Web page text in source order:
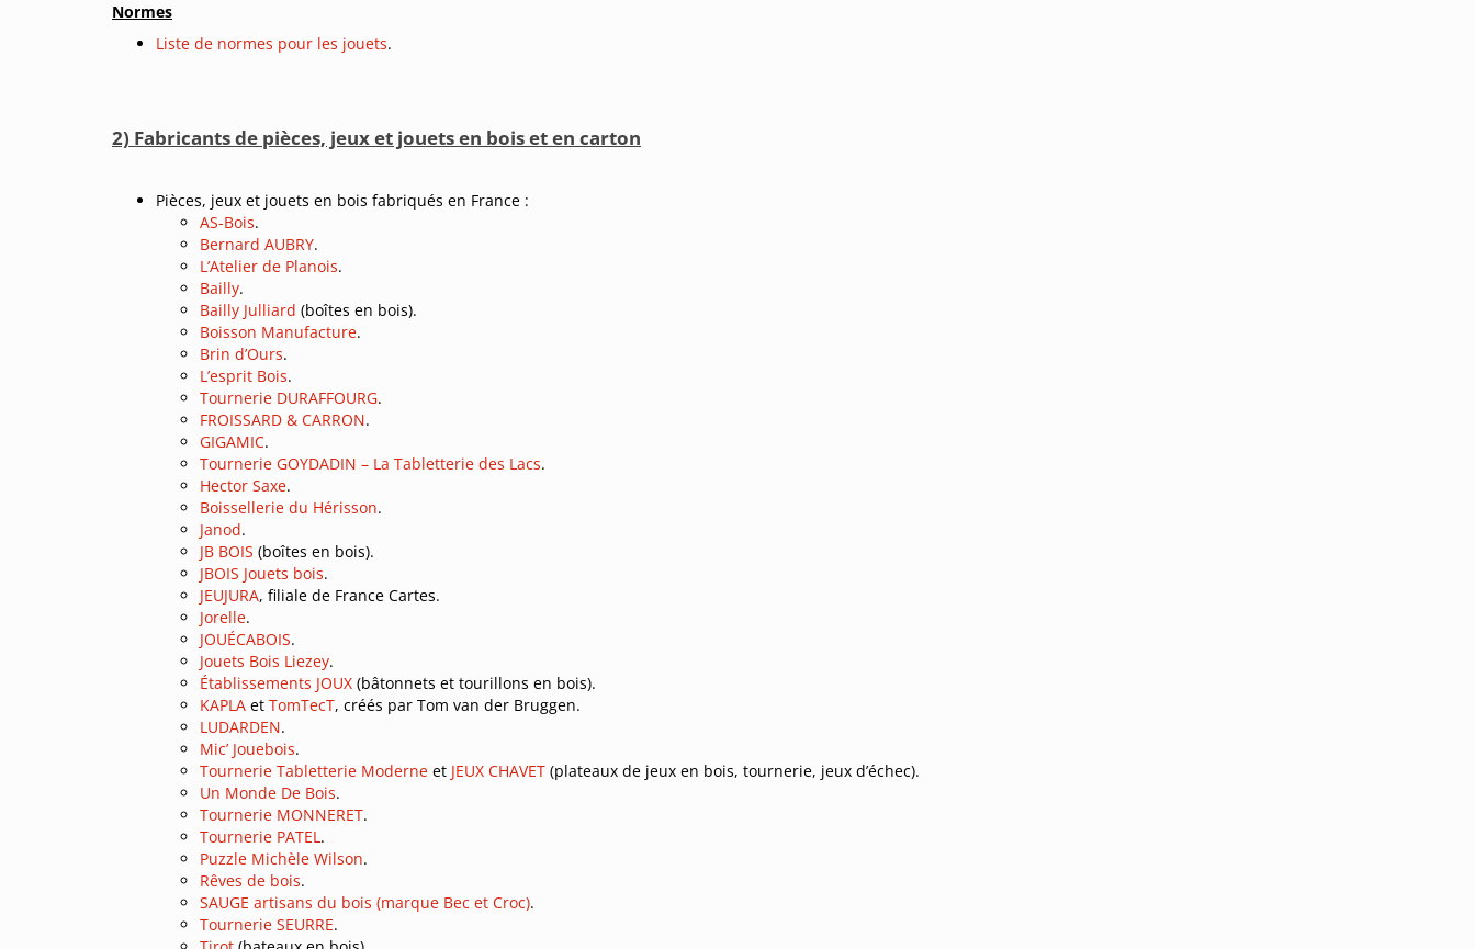
Normes
Liste de normes pour les jouets.
2) Fabricants de pièces, jeux et jouets en bois et en carton
Pièces, jeux et jouets en bois fabriqués en France :
AS-Bois.
Bernard AUBRY.
L’Atelier de Planois.
Bailly.
Bailly Julliard (boîtes en bois).
Boisson Manufacture.
Brin d’Ours.
L’esprit Bois.
Tournerie DURAFFOURG.
FROISSARD & CARRON.
GIGAMIC.
Tournerie GOYDADIN – La Tabletterie des Lacs.
Hector Saxe.
Boissellerie du Hérisson.
Janod.
JB BOIS (boîtes en bois).
JBOIS Jouets bois.
JEUJURA, filiale de France Cartes.
Jorelle.
JOUÉCABOIS.
Jouets Bois Liezey.
Établissements JOUX (bâtonnets et tourillons en bois).
KAPLA et TomTecT, créés par Tom van der Bruggen.
LUDARDEN.
Mic’ Jouebois.
Tournerie Tabletterie Moderne et JEUX CHAVET (plateaux de jeux en bois, tournerie, jeux d’échec).
Un Monde De Bois.
Tournerie MONNERET.
Tournerie PATEL.
Puzzle Michèle Wilson.
Rêves de bois.
SAUGE artisans du bois (marque Bec et Croc).
Tournerie SEURRE.